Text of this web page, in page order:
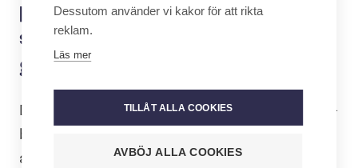
privata häl­so­ser­vicebran­
schens kollektivavtal
godkändes
Den privata häl­so­ser­vicebran­schens ar­
bets­mark­nads­par­ter har accepterat
avtalet som förhandlades fram senaste
Dessutom använder vi kakor för att rikta
reklam.
Läs mer
TILLÅT ALLA COOKIES
AVBÖJ ALLA COOKIES